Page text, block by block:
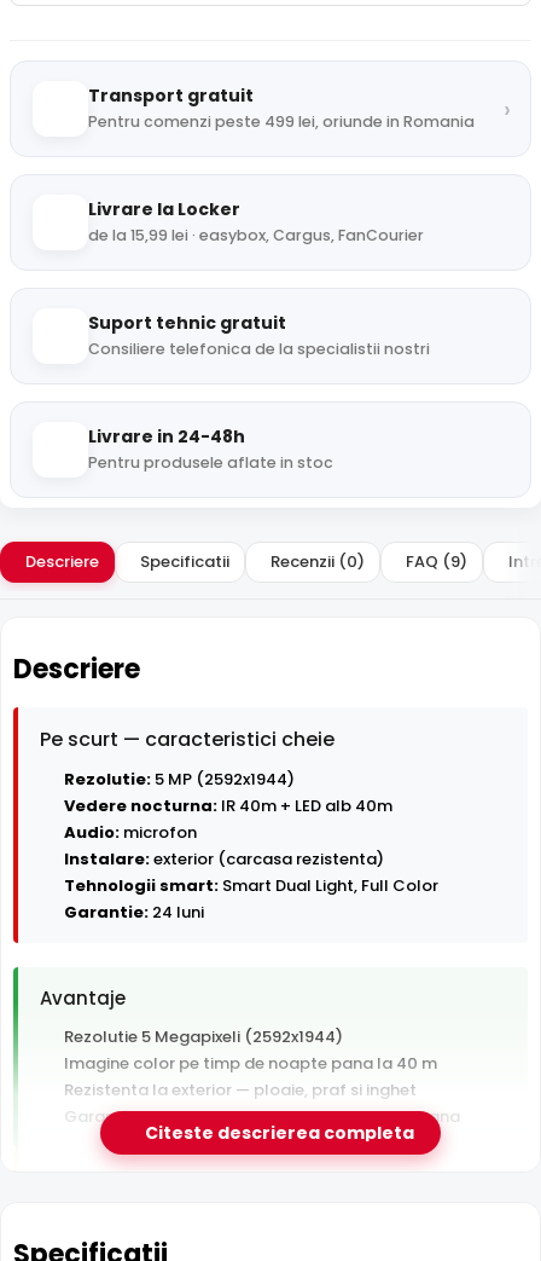
Transport gratuit
Pentru comenzi peste 499 lei, oriunde in Romania ›
Livrare la Locker
de la 15,99 lei · easybox, Cargus, FanCourier
Suport tehnic gratuit
Consiliere telefonica de la specialistii nostri
Livrare in 24-48h
Pentru produsele aflate in stoc
Descriere Specificatii Recenzii (0) FAQ (9)
Descriere
Pe scurt — caracteristici cheie
Rezolutie: 5 MP (2592x1944)
Vedere nocturna: IR 40m + LED alb 40m
Audio: microfon
Instalare:exterior (carcasa rezistenta)
Tehnologii smart: Smart Dual Light, Full Color
Garantie: 24 luni
Avantaje
Rezolutie 5 Megapixeli (2592x1944)
Imagine color pe timp de noapte pana la 40 m
Rezistenta la exterior — ploaie, praf si inghet
Garantie 24 luni si suport tehnic gratuit in romana
conecteaza direct la retea
Citeste descrierea completa